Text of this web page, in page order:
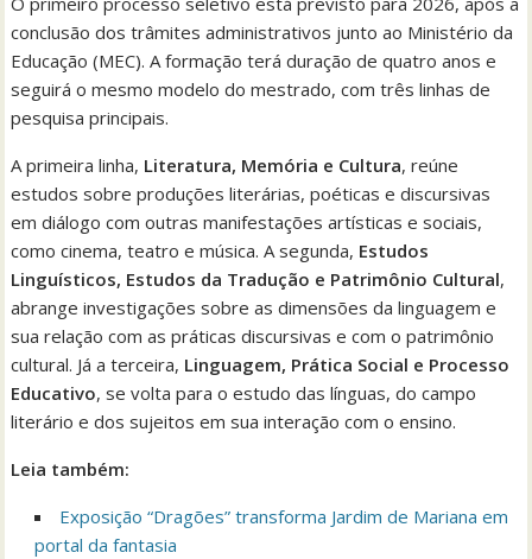
conclusão dos trâmites administrativos junto ao Ministério da
Educação (MEC). A formação terá duração de quatro anos e
seguirá o mesmo modelo do mestrado, com três linhas de
pesquisa principais.
A primeira linha, Literatura, Memória e Cultura, reúne
estudos sobre produções literárias, poéticas e discursivas
em diálogo com outras manifestações artísticas e sociais,
como cinema, teatro e música. A segunda, Estudos
Linguísticos, Estudos da Tradução e Patrimônio Cultural,
abrange investigações sobre as dimensões da linguagem e
sua relação com as práticas discursivas e com o patrimônio
cultural. Já a terceira, Linguagem, Prática Social e Processo
Educativo, se volta para o estudo das línguas, do campo
literário e dos sujeitos em sua interação com o ensino.
Leia também:
Exposição “Dragões” transforma Jardim de Mariana em
portal da fantasia